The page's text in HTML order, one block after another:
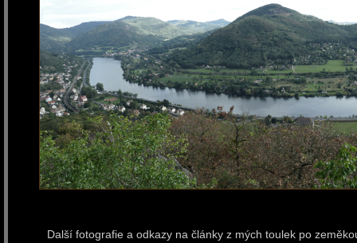
Další fotografie a odkazy na články z mých toulek po